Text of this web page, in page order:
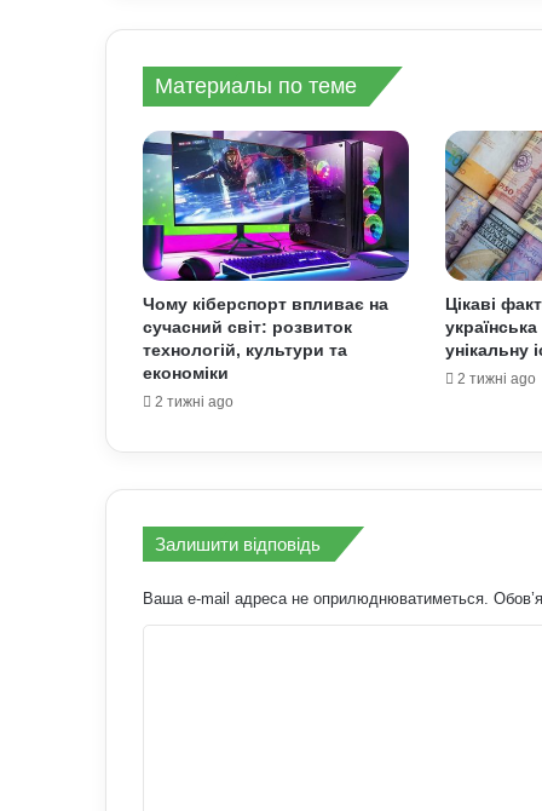
Материалы по теме
Чому кіберспорт впливає на
сучасний світ: розвиток
технологій, культури та
економіки
2 тижні ago
Цікаві
унікальну
2 тижні ago
Залишити відповідь
Ваша e-mail адреса не оприлюднюватиметься.